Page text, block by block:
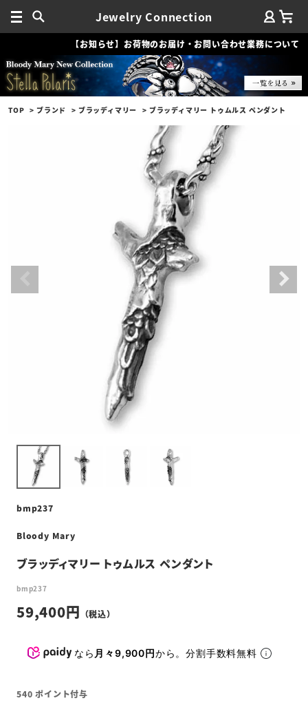
Jewelry Connection
【お知らせ】お荷物のお届け・お問い合わせ業務について
TOP ブランド ブラッディマリー ブラッディマリー トゥムルス ペンダント
bmp237
Bloody Mary
ブラッディマリー トゥムルス ペンダント
bmp237
59,400
なら 月々9,900円から。分割手数料無料
540 ポイント付与